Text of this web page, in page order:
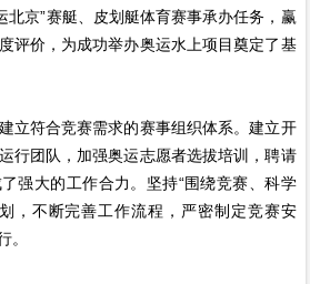
北京”赛艇、皮划艇体育赛事承办任务，赢
评价，为成功举办奥运水上项目奠定了基
符合竞赛需求的赛事组织体系。建立开
行团队，加强奥运志愿者选拔培训，聘请
强大的工作合力。坚持“围绕竞赛、科学
，不断完善工作流程，严密制定竞赛安
。